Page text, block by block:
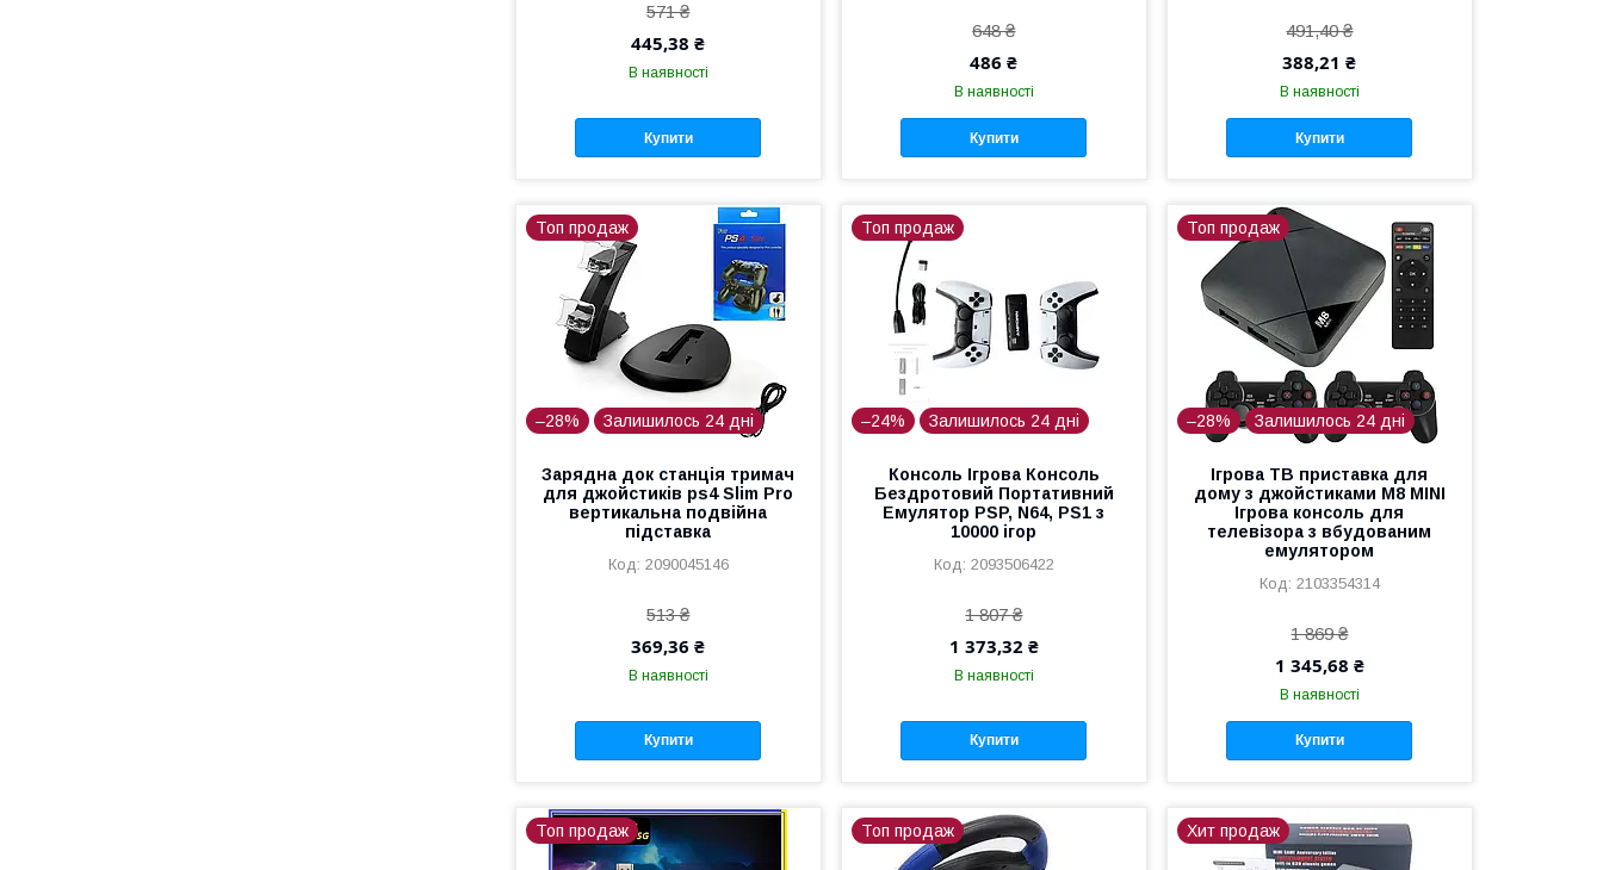
571 ₴
445,38 ₴
В наявності
Купити
648 ₴
486 ₴
В наявності
Купити
491,40 ₴
388,21 ₴
В наявності
Купити
Топ продаж
–28% Залишилось 24 дні
Зарядна док станція тримач
для джойстиків ps4 Slim Pro
вертикальна подвійна
підставка
2090045146
513 ₴
369,36 ₴
В наявності
Купити
Топ продаж
–24% Залишилось 24 дні
Консоль Ігрова Консоль
Бездротовий Портативний
Емулятор PSP, N64, PS1 з
10000 ігор
2093506422
1 807 ₴
1 373,32 ₴
В наявності
Купити
Топ продаж
–28% Залишилось 24 дні
Ігрова ТВ приставка для
дому з джойстиками M8 MINI
Ігрова консоль для
телевізора з вбудованим
емулятором
2103354314
1 869 ₴
1 345,68 ₴
В наявності
Купити
Топ продаж Топ продаж Хит продаж